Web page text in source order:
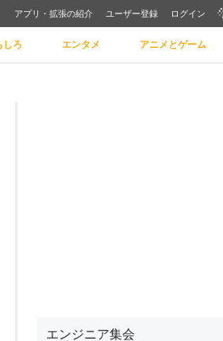
アプリ・拡張の紹介 ユーザー登録 ログイン
しろ エンタメ アニメとゲーム
エンジニア集会